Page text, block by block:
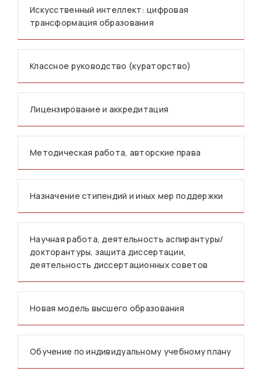
Искусственный интеллект: цифровая
трансформация образования
Классное руководство (кураторство)
Лицензирование и аккредитация
Методическая работа, авторские права
Назначение стипендий и иных мер поддержки
Научная работа, деятельность аспирантуры/
докторантуры, защита диссертации,
деятельность диссертационных советов
Новая модель высшего образования
Обучение по индивидуальному учебному плану